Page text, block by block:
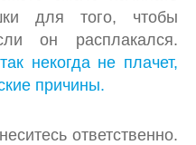
для того, чтобы
он расплакался.
некогда не плачет,
причины.
ответственно.